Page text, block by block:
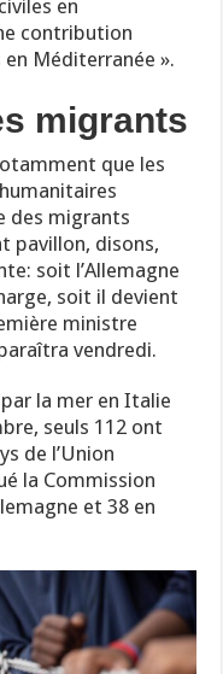
en
contribution
Méditerranée ».
migrants
que les
des migrants
pavillon, disons,
soit l’Allemagne
soit il devient
ministre
vendredi.
la mer en Italie
seuls 112 ont
de l’Union
la Commission
et 38 en